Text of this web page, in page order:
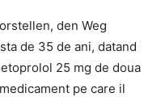
den Weg
de 35 de ani, datand
25 mg de doua
pe care il